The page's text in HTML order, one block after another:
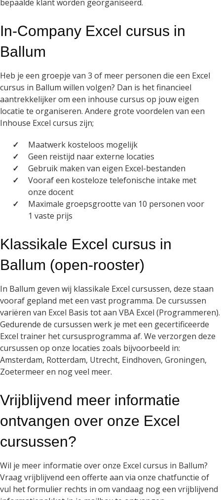
bepaalde klant worden georganiseerd.
In-Company Excel cursus in
Ballum
Heb je een groepje van 3 of meer personen die een Excel
cursus in Ballum willen volgen? Dan is het financieel
aantrekkelijker om een inhouse cursus op jouw eigen
locatie te organiseren. Andere grote voordelen van een
Inhouse Excel cursus zijn;
Maatwerk kosteloos mogelijk
Geen reistijd naar externe locaties
Gebruik maken van eigen Excel-bestanden
Vooraf een kosteloze telefonische intake met
onze docent
Maximale groepsgrootte van 10 personen voor
1 vaste prijs
Klassikale Excel cursus in
Ballum (open-rooster)
In Ballum geven wij klassikale Excel cursussen, deze staan
vooraf gepland met een vast programma. De cursussen
variëren van Excel Basis tot aan VBA Excel (Programmeren).
Gedurende de cursussen werk je met een gecertificeerde
Excel trainer het cursusprogramma af. We verzorgen deze
cursussen op onze locaties zoals bijvoorbeeld in:
Amsterdam, Rotterdam, Utrecht, Eindhoven, Groningen,
Zoetermeer en nog veel meer.
Vrijblijvend meer informatie
ontvangen over onze Excel
cursussen?
Wil je meer informatie over onze Excel cursus in Ballum?
Vraag vrijblijvend een offerte aan via onze chatfunctie of
vul het formulier rechts in om vandaag nog een vrijblijvend